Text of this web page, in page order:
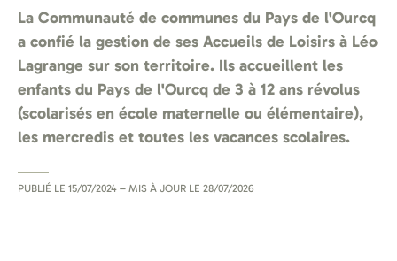
La Communauté de communes du Pays de l'Ourcq
a confié la gestion de ses Accueils de Loisirs à Léo
Lagrange sur son territoire. Ils accueillent les
enfants du Pays de l'Ourcq de 3 à 12 ans révolus
(scolarisés en école maternelle ou élémentaire),
les mercredis et toutes les vacances scolaires.
PUBLIÉ LE 15/07/2024 – MIS À JOUR LE 28/07/2026